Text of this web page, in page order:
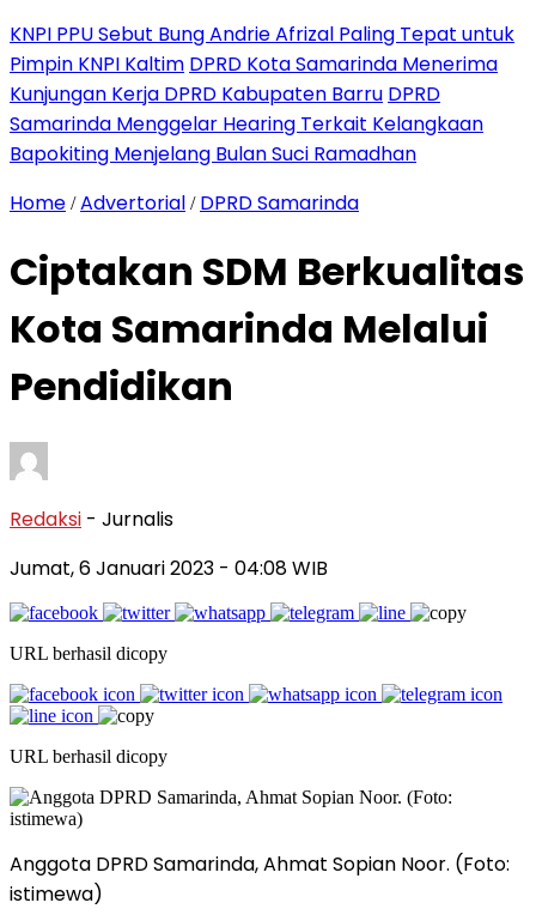
KNPI PPU Sebut Bung Andrie Afrizal Paling Tepat untuk
Pimpin KNPI Kaltim DPRD Kota Samarinda Menerima
Kunjungan Kerja DPRD Kabupaten Barru DPRD
Samarinda Menggelar Hearing Terkait Kelangkaan
Bapokiting Menjelang Bulan Suci Ramadhan
Home /Advertorial / DPRD Samarinda
Ciptakan SDM Berkualitas
Kota Samarinda Melalui
Pendidikan
Redaksi - Jurnalis
Jumat, 6 Januari 2023 - 04:08 WIB
URL berhasil dicopy
URL berhasil dicopy
Anggota DPRD Samarinda, Ahmat Sopian Noor. (Foto:
istimewa)